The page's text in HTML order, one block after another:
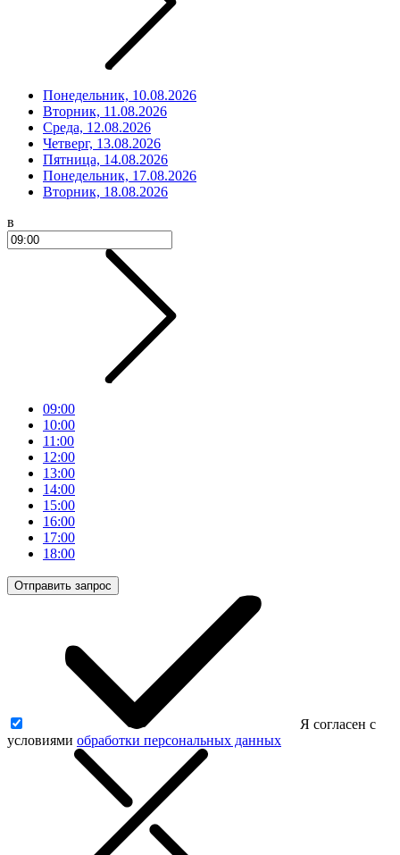
Понедельник, 10.08.2026
Вторник, 11.08.2026
Среда, 12.08.2026
Четверг, 13.08.2026
Пятница, 14.08.2026
Понедельник, 17.08.2026
Вторник, 18.08.2026
в
09:00
10:00
11:00
12:00
13:00
14:00
15:00
16:00
17:00
18:00
Отправить запрос
Я согласен с
условиями обработки персональных данных